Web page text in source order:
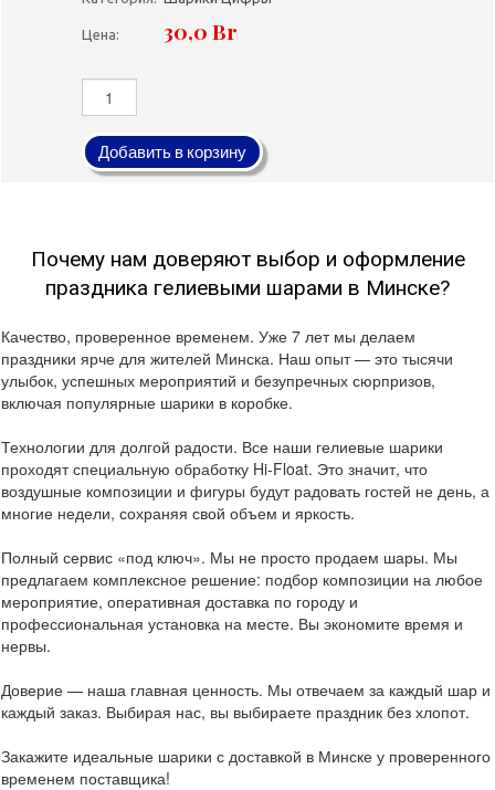
Цена: 30,0 Br
Добавить в корзину
Почему нам доверяют выбор и оформление
праздника гелиевыми шарами в Минске?
Качество, проверенное временем. Уже 7 лет мы делаем
праздники ярче для жителей Минска. Наш опыт — это тысячи
улыбок, успешных мероприятий и безупречных сюрпризов,
включая популярные шарики в коробке.
Технологии для долгой радости. Все наши гелиевые шарики
проходят специальную обработку Hi-Float. Это значит, что
воздушные композиции и фигуры будут радовать гостей не день, а
многие недели, сохраняя свой объем и яркость.
Полный сервис «под ключ». Мы не просто продаем шары. Мы
предлагаем комплексное решение: подбор композиции на любое
мероприятие, оперативная доставка по городу и
профессиональная установка на месте. Вы экономите время и
нервы.
Доверие — наша главная ценность. Мы отвечаем за каждый шар и
каждый заказ. Выбирая нас, вы выбираете праздник без хлопот.
Закажите идеальные шарики с доставкой в Минске у проверенного
временем поставщика!